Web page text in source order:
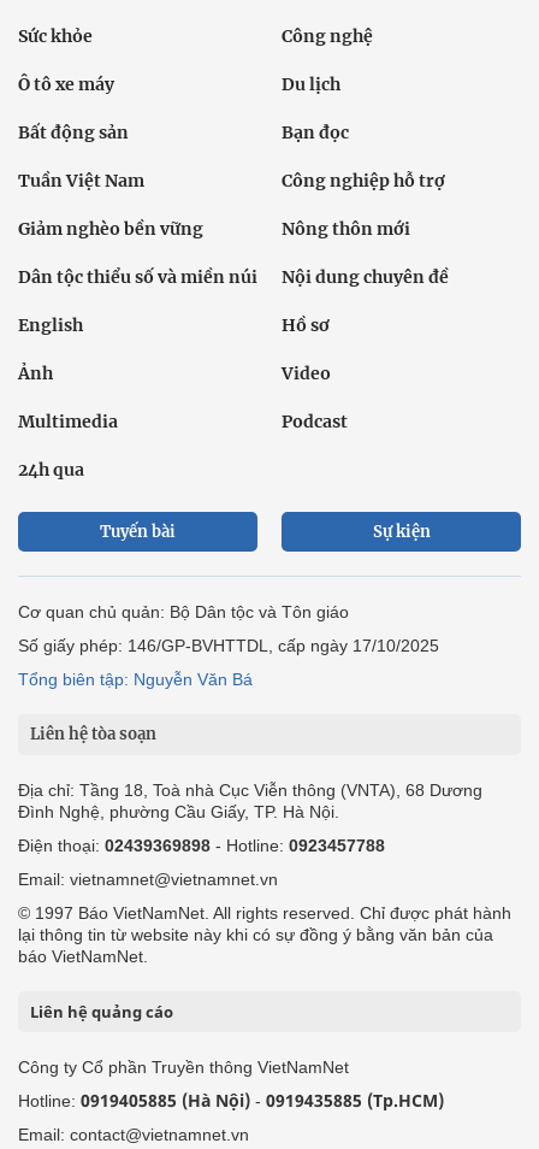
Sức khỏe Công nghệ
Ô tô xe máy Du lịch
Bất động sản Bạn đọc
Tuần Việt Nam Công nghiệp hỗ trợ
Giảm nghèo bền vững Nông thôn mới
Dân tộc thiểu số và miền núi Nội dung chuyên đề
English Hồ sơ
Ảnh Video
Multimedia Podcast
24h qua
Tuyến bài Sự kiện
Cơ quan chủ quản: Bộ Dân tộc và Tôn giáo
Số giấy phép: 146/GP-BVHTTDL, cấp ngày 17/10/2025
Tổng biên tập: Nguyễn Văn Bá
Liên hệ tòa soạn
Địa chỉ: Tầng 18, Toà nhà Cục Viễn thông (VNTA), 68 Dương
Đình Nghệ, phường Cầu Giấy, TP. Hà Nội.
Điện thoại: 02439369898 - Hotline: 0923457788
Email: vietnamnet@vietnamnet.vn
© 1997 Báo VietNamNet. All rights reserved. Chỉ được phát hành
lại thông tin từ website này khi có sự đồng ý bằng văn bản của
báo VietNamNet.
Liên hệ quảng cáo
Công ty Cổ phần Truyền thông VietNamNet
Hotline: 0919405885 (Hà Nội) - 0919435885 (Tp.HCM)
Email: contact@vietnamnet.vn